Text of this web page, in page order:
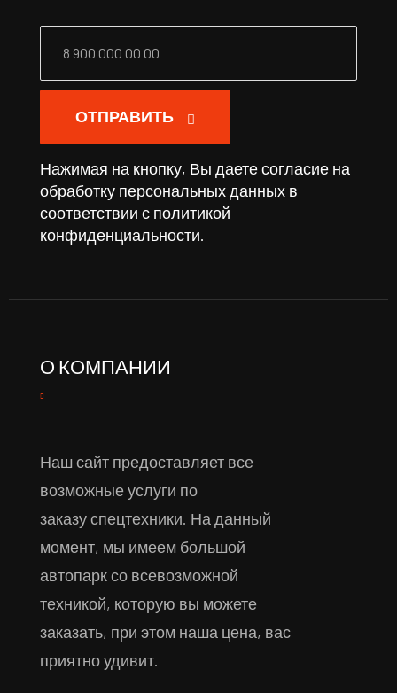
ОТПРАВИТЬ
Нажимая на кнопку, Вы даете согласие на
обработку персональных данных в
соответствии с политикой
конфиденциальности.
О КОМПАНИИ
Наш сайт предоставляет все
возможные услуги по
заказу спецтехники. На данный
момент, мы имеем большой
автопарк со всевозможной
техникой, которую вы можете
заказать, при этом наша цена, вас
приятно удивит.